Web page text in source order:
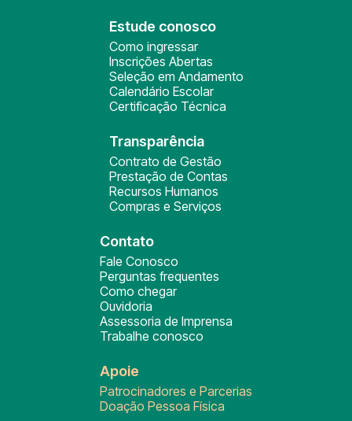
Estude conosco
Como ingressar
Inscrições Abertas
Seleção em Andamento
Calendário Escolar
Certificação Técnica
Transparência
Contrato de Gestão
Prestação de Contas
Recursos Humanos
Compras e Serviços
Contato
Fale Conosco
Perguntas frequentes
Como chegar
Ouvidoria
Assessoria de Imprensa
Trabalhe conosco
Apoie
Patrocinadores e Parcerias
Doação Pessoa Física